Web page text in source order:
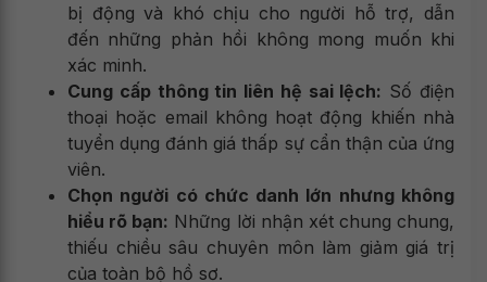
bị động và khó chịu cho người hỗ trợ, dẫn
đến những phản hồi không mong muốn khi
xác minh.
Cung cấp thông tin liên hệ sai lệch: Số điện
thoại hoặc email không hoạt động khiến nhà
tuyển dụng đánh giá thấp sự cẩn thận của ứng
viên.
Chọn người có chức danh lớn nhưng không
hiểu rõ bạn: Những lời nhận xét chung chung,
thiếu chiều sâu chuyên môn làm giảm giá trị
của toàn bộ hồ sơ.